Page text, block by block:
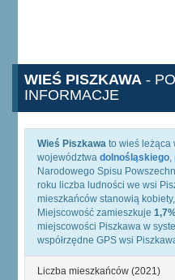
WIEŚ PISZKAWA -
INFORMACJE
Wieś Piszkawa to wieś leżąca
województwa dolnośląskiego,
Narodowego Spisu
roku liczba ludności we wsi
mieszkańców stanowią
Miejscowość zamieszkuje
miejscowości Piszkawa w
współrzędne GPS wsi
Liczba mieszkańców (2021)